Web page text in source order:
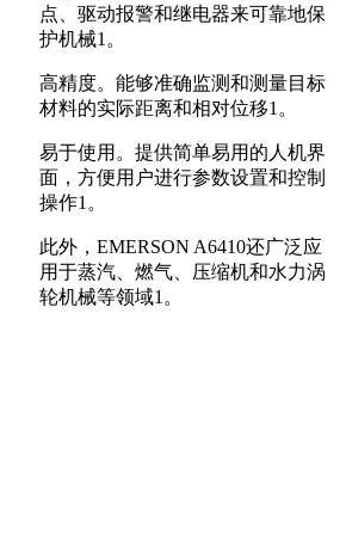
点、驱动报警和继电器来可靠地保
护机械1。
高精度。能够准确监测和测量目标
材料的实际距离和相对位移1。
易于使用。提供简单易用的人机界
面，方便用户进行参数设置和控制
操作1。
此外，EMERSON A6410还广泛应
用于蒸汽、燃气、压缩机和水力涡
轮机械等领域1。